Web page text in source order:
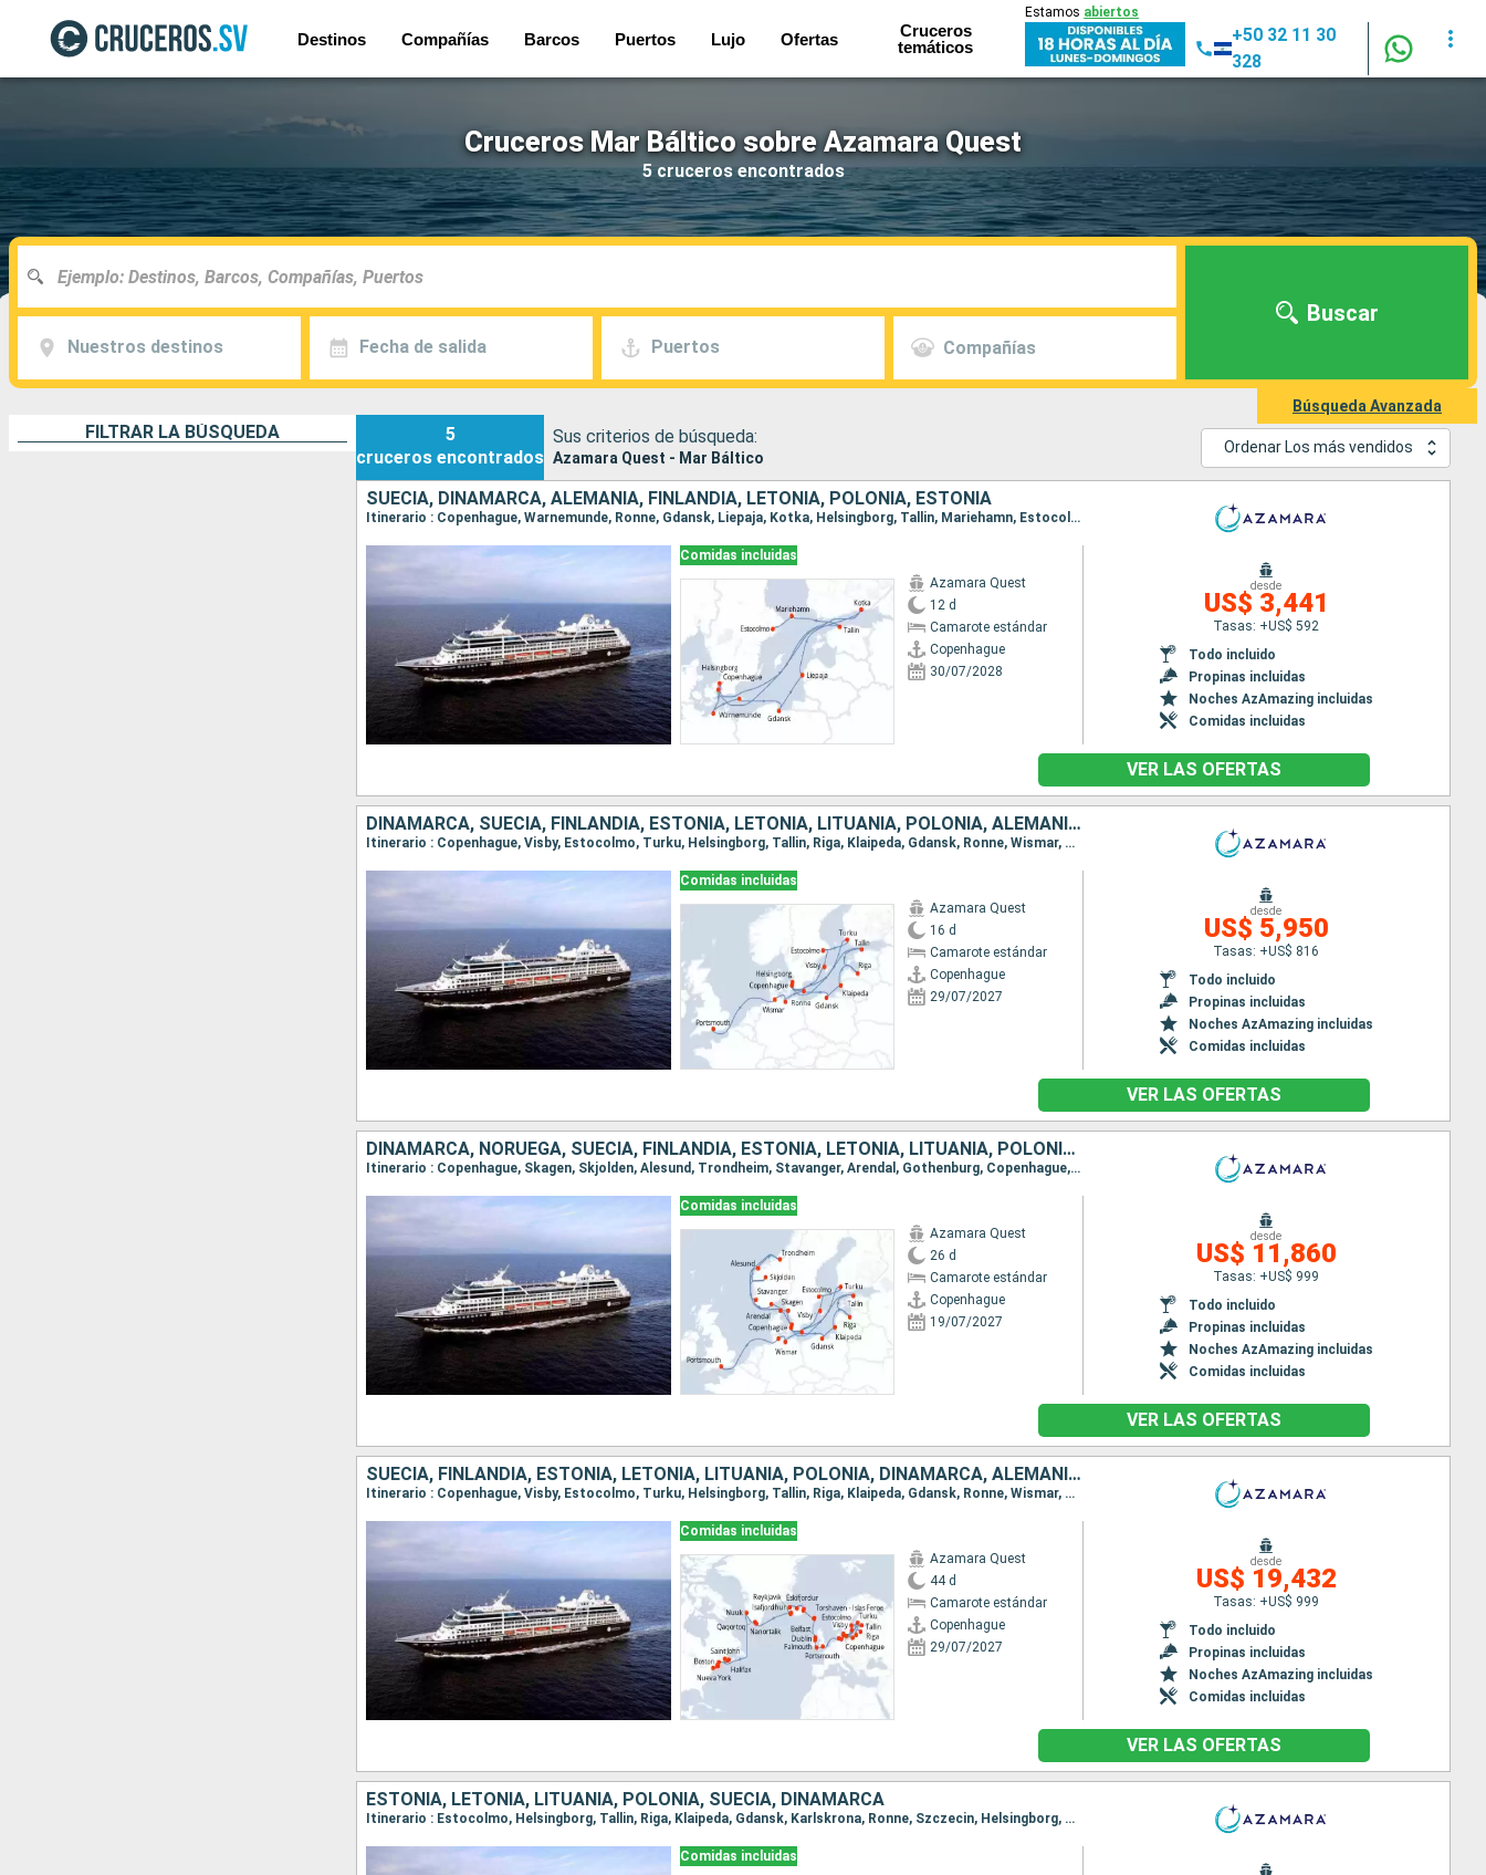
Destinos Compañías Barcos Puertos Lujo Ofertas
Cruceros
temáticos
Estamos abiertos
+50 32 11 30
328
Cruceros Mar Báltico sobre Azamara Quest
5 cruceros encontrados
Nuestros destinos Fecha de salida Puertos Compañías
Buscar
Búsqueda Avanzada
FILTRAR LA BÚSQUEDA
5
cruceros encontrados
Sus criterios de búsqueda:
Azamara Quest - Mar Báltico
Ordenar Los más vendidos
SUECIA, DINAMARCA, ALEMANIA, FINLANDIA, LETONIA, POLONIA, ESTONIA
Itinerario : Copenhague, Warnemunde, Ronne, Gdansk, Liepaja, Kotka, Helsingborg, Tallin, Mariehamn, Estocolmo
Comidas incluidas
Azamara Quest
12 d
Camarote estándar
Copenhague
30/07/2028
desde
US$ 3,441
Tasas: +US$ 592
Todo incluido
Propinas incluidas
Noches AzAmazing incluidas
Comidas incluidas
VER LAS OFERTAS
DINAMARCA, SUECIA, FINLANDIA, ESTONIA, LETONIA, LITUANIA, POLONIA, ALEMANIA, REINO UNIDO
Itinerario : Copenhague, Visby, Estocolmo, Turku, Helsingborg, Tallin, Riga, Klaipeda, Gdansk, Ronne, Wismar, Canal de Kiel, Portsmouth
Comidas incluidas
Azamara Quest
16 d
Camarote estándar
Copenhague
29/07/2027
desde
US$ 5,950
Tasas: +US$ 816
Todo incluido
Propinas incluidas
Noches AzAmazing incluidas
Comidas incluidas
VER LAS OFERTAS
DINAMARCA, NORUEGA, SUECIA, FINLANDIA, ESTONIA, LETONIA, LITUANIA, POLONIA, ALEMANIA, REINO UNIDO
Itinerario : Copenhague, Skagen, Skjolden, Alesund, Trondheim, Stavanger, Arendal, Gothenburg, Copenhague, Visby, Estocolmo, Turku, Helsingborg, Tallin, Riga, Klaipeda, Gdansk, Ronne, Wismar, Canal de Kiel, Portsmouth
Comidas incluidas
Azamara Quest
26 d
Camarote estándar
Copenhague
19/07/2027
desde
US$ 11,860
Tasas: +US$ 999
Todo incluido
Propinas incluidas
Noches AzAmazing incluidas
Comidas incluidas
VER LAS OFERTAS
SUECIA, FINLANDIA, ESTONIA, LETONIA, LITUANIA, POLONIA, DINAMARCA, ALEMANIA, REINO UNIDO, IRLANDA, FÉROES (ISLAS), ISLANDIA, GROENLANDIA, CANADÁ, ESTADOS UNIDOS
Itinerario : Copenhague, Visby, Estocolmo, Turku, Helsingborg, Tallin, Riga, Klaipeda, Gdansk, Ronne, Wismar, Canal de Kiel, Portsmouth, Falmouth, Dublin, Belfast, Torshaven - Islas Feroe, Runavik, Eskifjordur, Husavik, Akureyri, Isafjordhur, Reykjanes, Reykjavik, Prins Christian Sund, Nanortalik, Qaqortoq, Nuuk, Saint John, Halifax, Lunenbourg, Portland (Maine), Boston, Canale del capo cod, Newport, Nueva York
Comidas incluidas
Azamara Quest
44 d
Camarote estándar
Copenhague
29/07/2027
desde
US$ 19,432
Tasas: +US$ 999
Todo incluido
Propinas incluidas
Noches AzAmazing incluidas
Comidas incluidas
VER LAS OFERTAS
ESTONIA, LETONIA, LITUANIA, POLONIA, SUECIA, DINAMARCA
Itinerario : Estocolmo, Helsingborg, Tallin, Riga, Klaipeda, Gdansk, Karlskrona, Ronne, Szczecin, Helsingborg, Copenhague
Comidas incluidas